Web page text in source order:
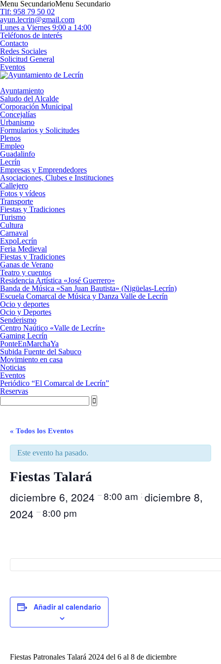
Menu SecundarioMenu Secundario
Tlf: 958 79 50 02
ayun.lecrin@gmail.com
Lunes a Viernes 9:00 a 14:00
Teléfonos de interés
Contacto
Redes Sociales
Solicitud General
Eventos
Ayuntamiento
Saludo del Alcalde
Corporación Municipal
Concejalías
Urbanismo
Formularios y Solicitudes
Plenos
Empleo
Guadalinfo
Lecrín
Empresas y Emprendedores
Asociaciones, Clubes e Instituciones
Callejero
Fotos y vídeos
Transporte
Fiestas y Tradiciones
Turismo
Cultura
Carnaval
ExpoLecrín
Feria Medieval
Fiestas y Tradiciones
Ganas de Verano
Teatro y cuentos
Residencia Artística «José Guerrero»
Banda de Música «San Juan Bautista» (Nigüelas-Lecrín)
Escuela Comarcal de Música y Danza Valle de Lecrín
Ocio y deportes
Ocio y Deportes
Senderismo
Centro Naútico «Valle de Lecrín»
Gaming Lecrín
PonteEnMarchaYa
Subida Fuente del Sabuco
Movimiento en casa
Noticias
Eventos
Periódico “El Comarcal de Lecrín”
Reservas
« Todos los Eventos
Este evento ha pasado.
Fiestas Talará
diciembre 6, 2024 –8:00 am ; diciembre 8,
2024 –8:00 pm
Añadir al calendario
Fiestas Patronales Talará 2024 del 6 al 8 de diciembre